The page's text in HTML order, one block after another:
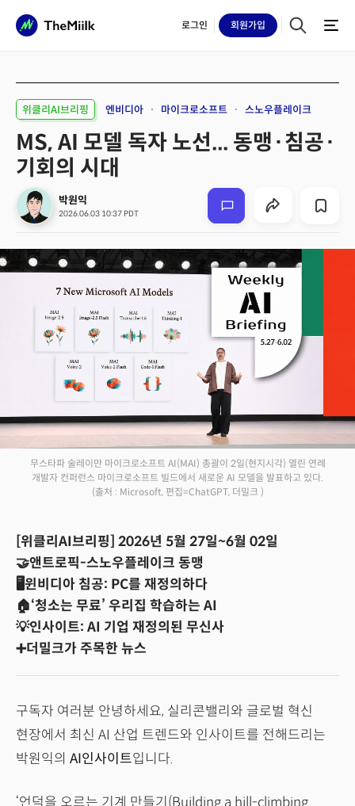
로그인 회원가입
위클리AI브리핑 엔비디아 마이크로소프트 스노우플레이크
MS, AI 모델 독자 노선... 동맹·침공·
기회의 시대
박원익
2026.06.03 10:37 PDT
무스타파 술레이만 마이크로소프트 AI(MAI) 총괄이 2일(현지시각) 열린 연례
개발자 컨퍼런스 마이크로소프트 빌드에서 새로운 AI 모델을 발표하고 있다.
(출처 : Microsoft, 편집=ChatGPT, 더밀크 )
[위클리AI브리핑] 2026년 5월 27일~6월 02일
🤝앤트로픽-스노우플레이크 동맹
🖥️윈비디아 침공: PC를 재정의하다
🏠‘청소는 무료’ 우리집 학습하는 AI
💡인사이트: AI 기업 재정의된 무신사
➕더밀크가 주목한 뉴스
구독자 여러분 안녕하세요, 실리콘밸리와 글로벌 혁신
현장에서 최신 AI 산업 트렌드와 인사이트를 전해드리는
박원익의 AI인사이트입니다.
‘언덕을 오르는 기계 만들기(Building a hill-climbing